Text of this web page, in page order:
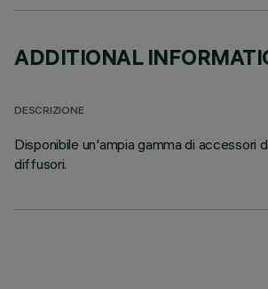
ADDITIONAL
DESCRIZIONE
Disponibile un'ampia gamma di accessori
diffusori.